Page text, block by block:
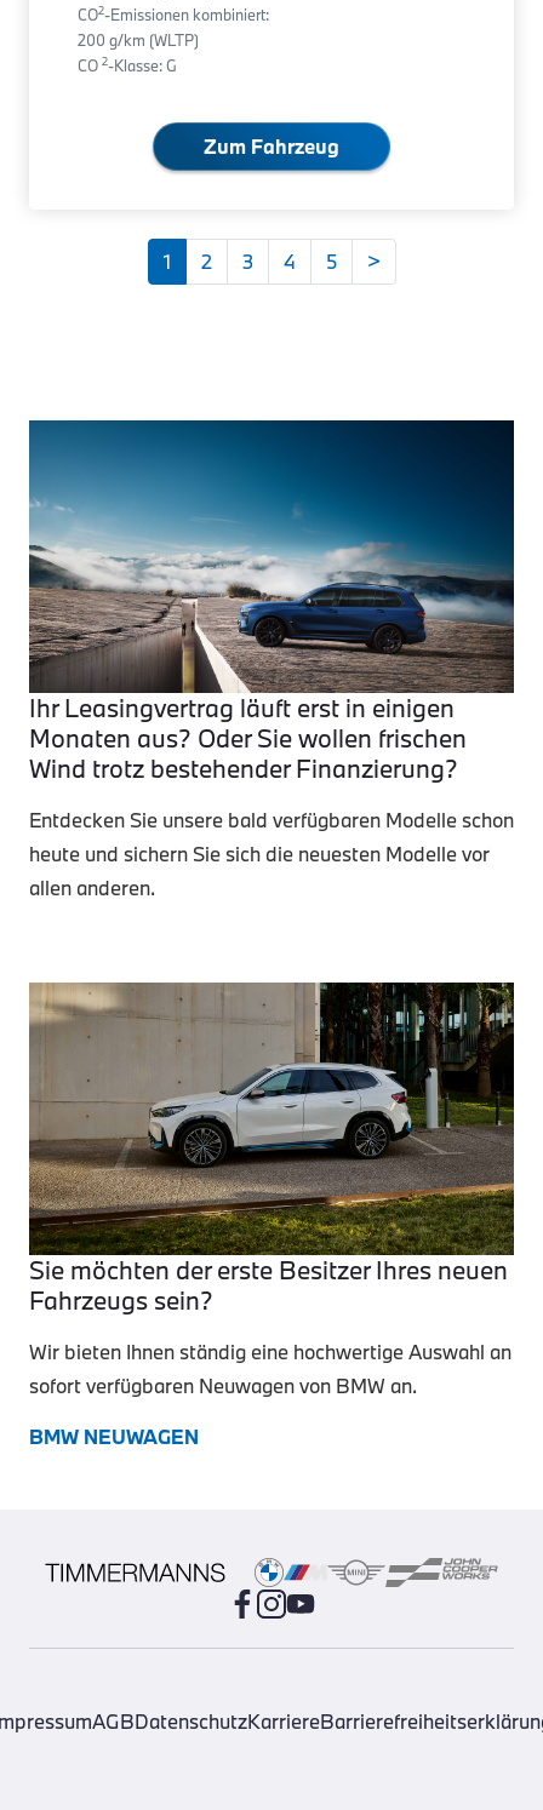
CO2-Emissionen kombiniert:
200 g/km (WLTP)
CO 2-Klasse: G
Zum Fahrzeug
1 2 3 4 5 >
Ihr Leasingvertrag läuft erst in einigen
Monaten aus? Oder Sie wollen frischen
Wind trotz bestehender Finanzierung?
Entdecken Sie unsere bald verfügbaren Modelle schon
heute und sichern Sie sich die neuesten Modelle vor
allen anderen.
Sie möchten der erste Besitzer Ihres neuen
Fahrzeugs sein?
Wir bieten Ihnen ständig eine hochwertige Auswahl an
sofort verfügbaren Neuwagen von BMW an.
BMW NEUWAGEN
AGBDatenschutzKarriere